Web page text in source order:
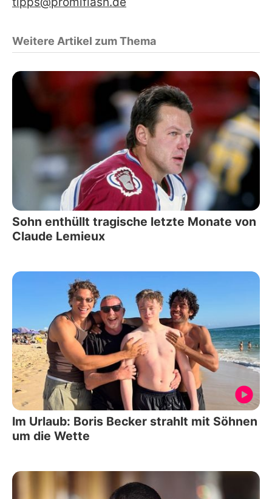
Weitere Artikel zum Thema
Sohn enthüllt tragische letzte Monate von
Claude Lemieux
Im Urlaub: Boris Becker strahlt mit Söhnen
um die Wette